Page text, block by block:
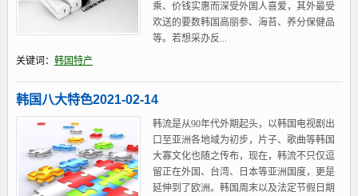
乘、价钱实惠而深受外国人喜爱，其外最受
欢送的要数韩国高丽参、海苔、养分保健品
等。若想采办反...
关键词： 韩国特产
韩国八大特色2021-02-14
韩流是从90年代外期起头，以韩国电视剧出
口至亚洲各地域为初步，片子、歌曲等韩国
大寡文化也随之传布，现在，韩流不只仅逗
留正在外国、台湾、日本等亚洲国度，更是
延伸到了欧洲。韩国周末以及法定节假日期